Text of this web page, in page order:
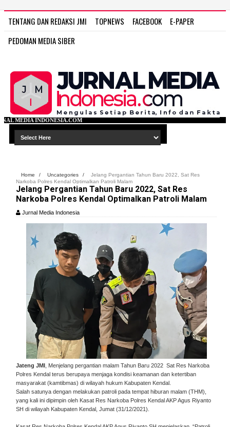
TENTANG DAN REDAKSI JMI TOPNEWS FACEBOOK
E-PAPER
PEDOMAN MEDIA SIBER
Home / Uncategories /
Jelang Pergantian Tahun Baru 2022, Sat Res
Narkoba Polres Kendal Optimalkan Patroli Malam
Jelang Pergantian Tahun Baru 2022, Sat Res
Narkoba Polres Kendal Optimalkan Patroli Malam
Jurnal Media Indonesia
Jateng JMI , Menjelang pergantian malam Tahun Baru 2022 Sat Res Narkoba
Polres Kendal terus berupaya menjaga kondisi keamanan dan ketertiban
masyarakat (kamtibmas) di wilayah hukum Kabupaten Kendal.
Salah satunya dengan melakukan patroli pada tempat hiburan malam (THM),
yang kali ini dipimpin oleh Kasat Res Narkoba Polres Kendal AKP Agus Riyanto
SH di wilayah Kabupaten Kendal, Jumat (31/12/2021).